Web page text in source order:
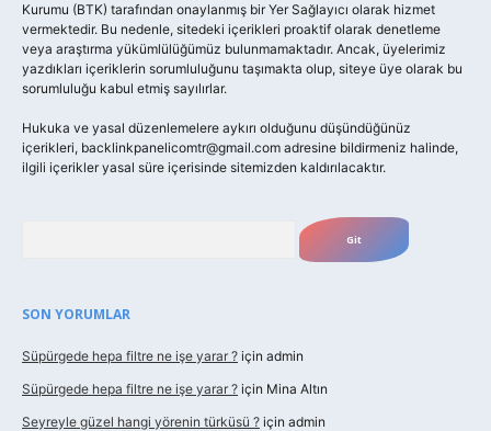
Kurumu (BTK) tarafından onaylanmış bir Yer Sağlayıcı olarak hizmet
vermektedir. Bu nedenle, sitedeki içerikleri proaktif olarak denetleme
veya araştırma yükümlülüğümüz bulunmamaktadır. Ancak, üyelerimiz
yazdıkları içeriklerin sorumluluğunu taşımakta olup, siteye üye olarak bu
sorumluluğu kabul etmiş sayılırlar.
Hukuka ve yasal düzenlemelere aykırı olduğunu düşündüğünüz
içerikleri, backlinkpanelicomtr@gmail.com adresine bildirmeniz halinde,
ilgili içerikler yasal süre içerisinde sitemizden kaldırılacaktır.
SON YORUMLAR
Süpürgede hepa filtre ne işe yarar ? için admin
Süpürgede hepa filtre ne işe yarar ? için Mina Altın
Seyreyle güzel hangi yörenin türküsü ? için admin